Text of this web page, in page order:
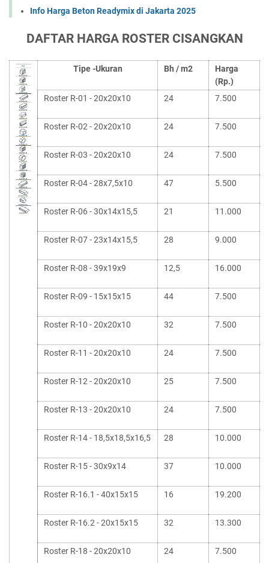
Info Harga Beton Readymix di Jakarta 2025
DAFTAR HARGA ROSTER CISANGKAN
Tipe -Ukuran Bh / m2
Harga
(Rp.)
Roster R-01 - 20x20x10
24 7.500
Roster R-02 - 20x20x10 24 7.500
Roster R-03 - 20x20x10 24 7.500
Roster R-04 - 28x7,5x10 47 5.500
Roster R-06 - 30x14x15,5 21 11.000
Roster R-07 - 23x14x15,5 28 9.000
Roster R-08 - 39x19x9 12,5 16.000
Roster R-09 - 15x15x15 44 7.500
Roster R-10 - 20x20x10 32 7.500
Roster R-11 - 20x20x10 24 7.500
Roster R-12 - 20x20x10 25 7.500
Roster R-13 - 20x20x10 24 7.500
Roster R-14 - 18,5x18,5x16,5 28 10.000
Roster R-15 - 30x9x14 37 10.000
Roster R-16.1 - 40x15x15 16 19.200
Roster R-16.2 - 20x15x15 32 13.300
Roster R-18 - 20x20x10 24 7.500